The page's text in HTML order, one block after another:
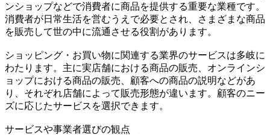
ンショップなどで消費者に商品を提供する重要な業種です。
消費者が日常生活を営むうえで必要とされ、さまざまな商品
を販売して世の中に流通させる役割があります。
ショッピング・お買い物に関連する業界のサービスは多岐に
わたります。主に実店舗における商品の販売、オンラインシ
ョップにおける商品の販売、顧客への商品の説明などがあ
り、それぞれ店舗によって販売形態が違います。顧客のニー
ズに応じたサービスを選択できます。
サービスや事業者選びの観点